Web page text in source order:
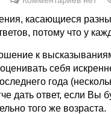
касающиеся
потому что у
к
себя
года
дать ответ, если Вы
того же возраста.